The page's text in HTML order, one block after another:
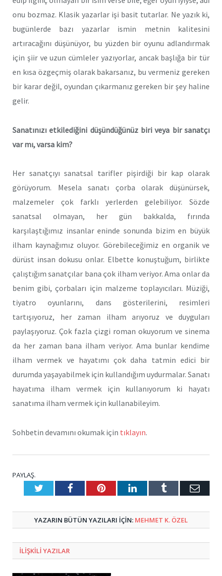
onu bozmaz. Klasik yazarlar işi basit tutarlar. Ne yazık ki,
bugünlerde bazı yazarlar ismin metnin kalitesini
artıracağını düşünüyor, bu yüzden bir oyunu adlandırmak
için şiir ve uzun cümleler yazıyorlar, ancak başlığa bir tür
en kısa özgeçmiş olarak bakarsanız, bu vermeniz gereken
bir karar değil, oyundan çıkarmanız gereken bir şey haline
gelir.
Sanatınızı etkilediğini düşündüğünüz biri veya bir sanatçı
var mı, varsa kim?
Her sanatçıyı sanatsal tarifler pişirdiği bir kap olarak
görüyorum. Mesela sanatı çorba olarak düşünürsek,
malzemeler çok farklı yerlerden gelebiliyor. Sözde
sanatsal olmayan, her gün bakkalda, fırında
karşılaştığımız insanlar eninde sonunda bizim en büyük
ilham kaynağımız oluyor. Görebileceğimiz en organik ve
dürüst insan dokusu onlar. Elbette konuştuğum, birlikte
çalıştığım sanatçılar bana çok ilham veriyor. Ama onlar da
benim gibi, çorbaları için malzeme toplayıcıları. Müziği,
tiyatro oyunlarını, dans gösterilerini, resimleri
tartışıyoruz, her zaman ilham arıyoruz ve duyguları
paylaşıyoruz. Çok fazla çizgi roman okuyorum ve sinema
da her zaman bana ilham veriyor. Ama bunlar kendime
ilham vermek ve hayatımı çok daha tatmin edici bir
durumda yaşayabilmek için kullandığım uydurmalar. Sanatı
hayatıma ilham vermek için kullanıyorum ki hayatı
sanatıma ilham vermek için kullanabileyim.
Sohbetin devamını okumak için tıklayın.
PAYLAŞ.
TwitterFacebookPinterestLinkedInTumblr E-
YAZARIN BÜTÜN YAZILARI IÇIN: MEHMET K. ÖZEL
ILIŞKILI YAZILAR